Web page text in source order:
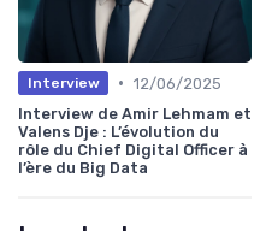
Interview • 12/06/2025
Interview de Amir Lehmam et
Valens Dje : L’évolution du
rôle du Chief Digital Officer à
l’ère du Big Data